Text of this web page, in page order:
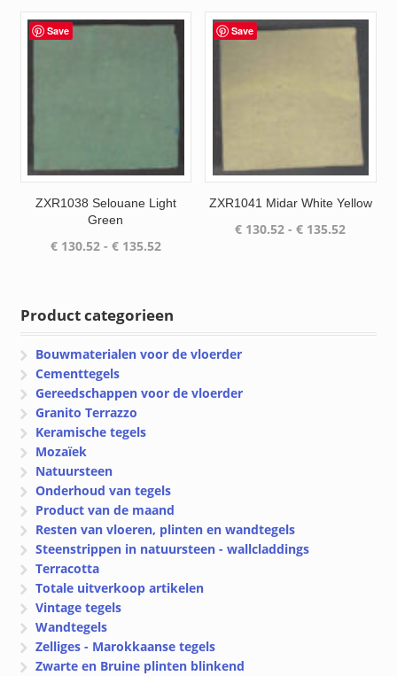
€ 135.52
€ 135.52
Save
ZXR1038 Selouane Light
Green
€130.52 - €135.52Prijsklasse:
Save
ZXR1041 Midar White Yellow
€ 130.52 - € 135.52
Product categorieen
Bouwmaterialen voor de vloerder
Cementtegels
Gereedschappen voor de vloerder
Granito Terrazzo
Keramische tegels
Mozaïek
Natuursteen
Onderhoud van tegels
Product van de maand
Resten van vloeren, plinten en wandtegels
Steenstrippen in natuursteen - wallcladdings
Terracotta
Totale uitverkoop artikelen
Vintage tegels
Wandtegels
Zelliges - Marokkaanse tegels
Zwarte en Bruine plinten blinkend